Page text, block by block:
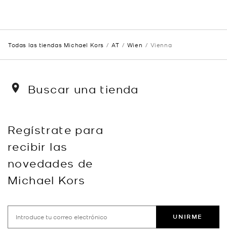
Todas las tiendas Michael Kors AT Wien Vienna
Buscar una tienda
Regístrate para
recibir las
novedades de
Michael Kors
UNIRME